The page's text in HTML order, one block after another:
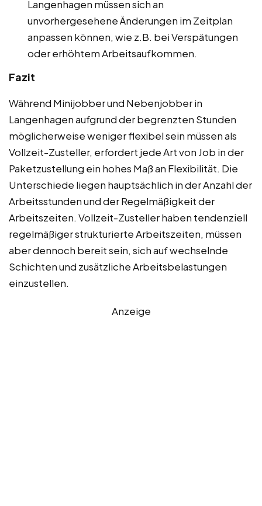
Langenhagen müssen sich an
unvorhergesehene Änderungen im Zeitplan
anpassen können, wie z.B. bei Verspätungen
oder erhöhtem Arbeitsaufkommen.
Fazit
Während Minijobber und Nebenjobber in
Langenhagen aufgrund der begrenzten Stunden
möglicherweise weniger flexibel sein müssen als
Vollzeit-Zusteller, erfordert jede Art von Job in der
Paketzustellung ein hohes Maß an Flexibilität. Die
Unterschiede liegen hauptsächlich in der Anzahl der
Arbeitsstunden und der Regelmäßigkeit der
Arbeitszeiten. Vollzeit-Zusteller haben tendenziell
regelmäßiger strukturierte Arbeitszeiten, müssen
aber dennoch bereit sein, sich auf wechselnde
Schichten und zusätzliche Arbeitsbelastungen
einzustellen.
Anzeige